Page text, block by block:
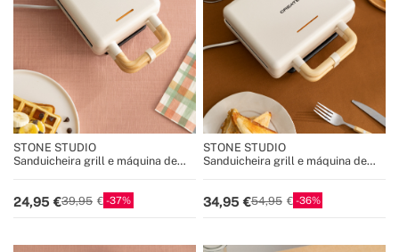
STONE STUDIO
Sanduicheira grill e máquina de
24,95 39,95 37
STONE STUDIO
Sanduicheira grill e máquina de
34,95 54,95 36